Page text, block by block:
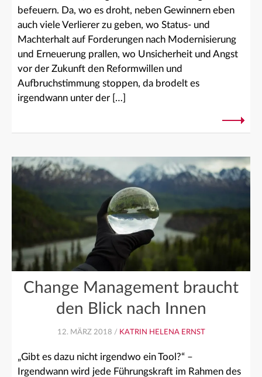
befeuern. Da, wo es droht, neben Gewinnern eben
auch viele Verlierer zu geben, wo Status- und
Machterhalt auf Forderungen nach Modernisierung
und Erneuerung prallen, wo Unsicherheit und Angst
vor der Zukunft den Reformwillen und
Aufbruchstimmung stoppen, da brodelt es
irgendwann unter der […]
Change Management braucht
den Blick nach Innen
12. MÄRZ 2018 / KATRIN HELENA ERNST
„Gibt es dazu nicht irgendwo ein Tool?“ –
Irgendwann wird jede Führungskraft im Rahmen des